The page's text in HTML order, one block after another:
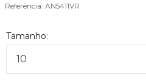
AN5411VR
10